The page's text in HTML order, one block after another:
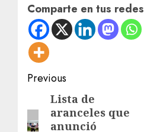
Comparte en tus redes
Post
navigation
Previous
Previous
post:
Lista de
aranceles que
anunció